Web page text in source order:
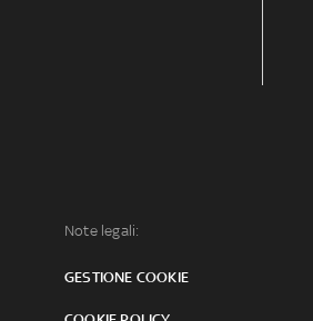
Note legali:
GESTIONE COOKIE